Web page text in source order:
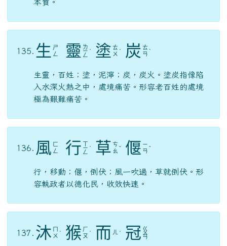
本質。
135. 生 ㄕ
ㄥ
靈 ㄌ
ㄧ
ㄥ 塗 ㄊ
ㄨ
炭 ㄊ
ㄢ
生靈，百姓；塗，泥濘；炭，炭火。塗炭指像陷
入水深火熱之中，處境痛苦。形容老百姓的處境
極為艱難痛苦。
136. 風 ㄈ
ㄥ
行 ㄒ
ㄧ
ㄥ 草
ㄘ
ㄠ
偃 ㄧ
ㄢ
行，移動；偃，倒伏；風一吹過，草就倒伏。形
容執政者以德化民，收效快速。
137. 沐 ㄇ
ㄨ
猴 ㄏ
ㄡ
而 ㄦ 冠 ㄍ
ㄨ
ㄢ